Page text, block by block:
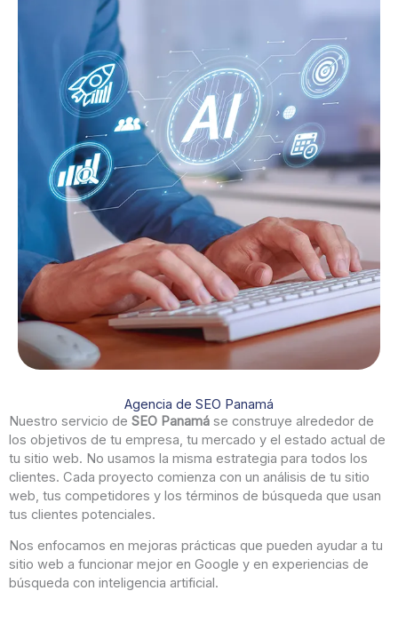
Agencia de SEO Panamá
Nuestro servicio de SEO Panamá se construye alrededor de
los objetivos de tu empresa, tu mercado y el estado actual de
tu sitio web. No usamos la misma estrategia para todos los
clientes. Cada proyecto comienza con un análisis de tu sitio
web, tus competidores y los términos de búsqueda que usan
tus clientes potenciales.
Nos enfocamos en mejoras prácticas que pueden ayudar a tu
sitio web a funcionar mejor en Google y en experiencias de
búsqueda con inteligencia artificial.